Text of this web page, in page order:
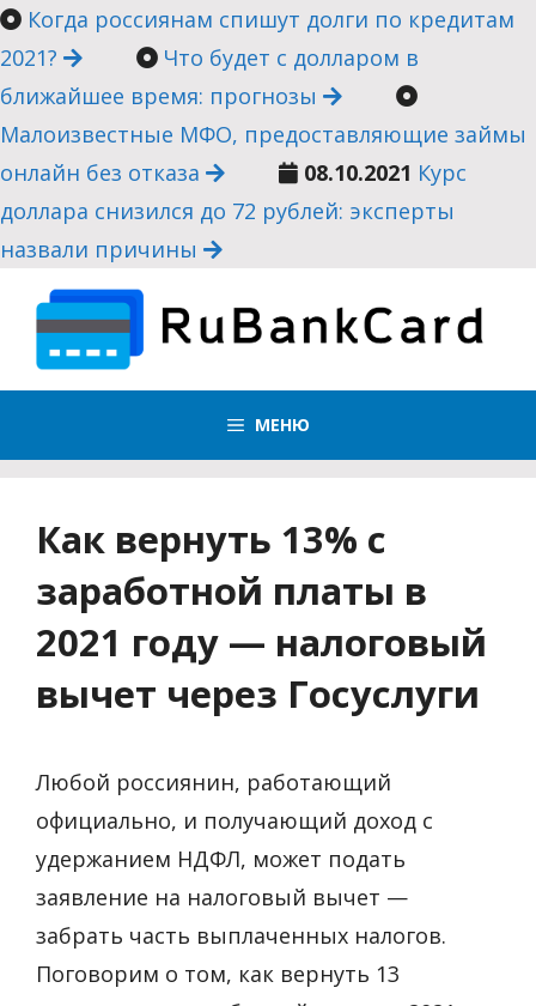
Перейти
к
содержимому
Когда россиянам спишут долги по кредитам
2021?
Что будет с долларом в
ближайшее время: прогнозы
Малоизвестные МФО, предоставляющие займы
онлайн без отказа
08.10.2021 Курс
доллара снизился до 72 рублей: эксперты
назвали причины
МЕНЮ
Как вернуть 13% с
заработной платы в
2021 году — налоговый
вычет через Госуслуги
Любой россиянин, работающий
официально, и получающий доход с
удержанием НДФЛ, может подать
заявление на налоговый вычет —
забрать часть выплаченных налогов.
Поговорим о том, как вернуть 13